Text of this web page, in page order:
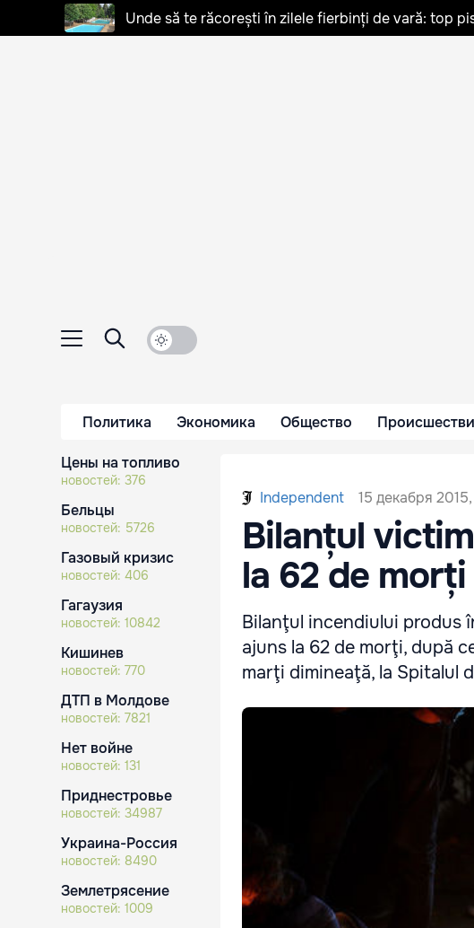
Unde să te răcorești în zilele fierbinți de vară: top
Политика Экономика Общество
Цены на топливо
новостей: 376
Бельцы
новостей: 5726
Газовый кризис
новостей: 406
Гагаузия
новостей: 10842
Кишинев
новостей: 770
ДТП в Молдове
новостей: 7821
Нет войне
новостей: 131
Приднестровье
новостей: 34987
Украина-Россия
новостей: 8490
Землетрясение
новостей: 1009
Independent 15 декабря
Bilanțul
la 62 de morți
Bilanţul incendiului produs
ajuns la 62 de morţi, după
marţi dimineaţă, la Spitalul